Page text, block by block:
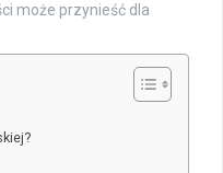
może przynieść dla